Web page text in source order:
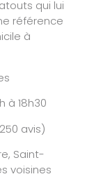
qui lui
référence
à
à 18h30
avis)
Saint-
voisines